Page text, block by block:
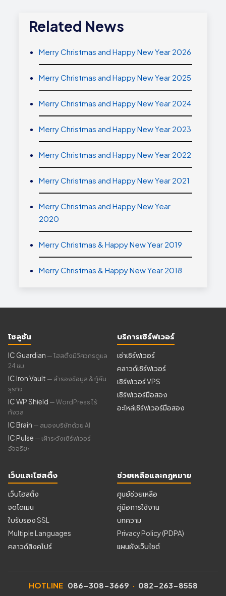
Related News
Merry Christmas and Happy New Year 2026
Merry Christmas and Happy New Year 2025
Merry Christmas and Happy New Year 2024
Merry Christmas and Happy New Year 2023
Merry Christmas and Happy New Year 2022
Merry Christmas and Happy New Year 2021
Merry Christmas and Happy New Year
2020
Merry Christmas & Happy New Year 2019
Merry Christmas & Happy New Year 2018
โซลูชัน
IC Guardian — โฮสติ้งมีวิศวกรดูแล
24 ชม.
IC Iron Vault — สำรองข้อมูล & กู้คืน
ธุรกิจ
IC WP Shield — WordPress ไร้
กังวล
IC Brain — สมองบริษัทด้วย AI
IC Pulse — เฝ้าระวังเซิร์ฟเวอร์
อัจฉริยะ
บริการเซิร์ฟเวอร์
เช่าเซิร์ฟเวอร์
คลาวด์เซิร์ฟเวอร์
เซิร์ฟเวอร์ VPS
เซิร์ฟเวอร์มือสอง
อะไหล่เซิร์ฟเวอร์มือสอง
เว็บและโฮสติ้ง
เว็บโฮสติ้ง
จดโดเมน
ใบรับรอง SSL
Multiple Languages
คลาวด์สิงคโปร์
ช่วยเหลือและกฎหมาย
ศูนย์ช่วยเหลือ
คู่มือการใช้งาน
บทความ
Privacy Policy (PDPA)
แผนผังเว็บไซต์
HOTLINE 086-308-3669 · 082-263-8558